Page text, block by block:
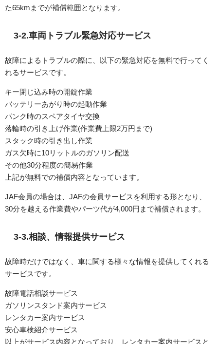
た65kmまでが補償範囲となります。
3-2.車両トラブル緊急対応サービス
故障によるトラブルの際に、以下の緊急対応を無料で行ってく
れるサービスです。
キー閉じ込み時の開錠作業
バッテリーあがり時の起動作業
パンク時のスペアタイヤ交換
落輪時の引き上げ作業(作業費上限2万円まで)
スタック時の引き出し作業
ガス欠時に10リットルのガソリン配送
その他30分程度の簡易作業
上記が無料での補償内容となっています。
JAF会員の場合は、JAFの会員サービスを利用する形となり、
30分を越える作業費やパーツ代が4,000円まで補償されます。
3-3.相談、情報提供サービス
故障時だけではなく、車に関する様々な情報を提供してくれる
サービスです。
故障電話相談サービス
ガソリンスタンド案内サービス
レンタカー案内サービス
安心車検紹介サービス
以上がサービス内容となっており、レンタカー案内サービスと